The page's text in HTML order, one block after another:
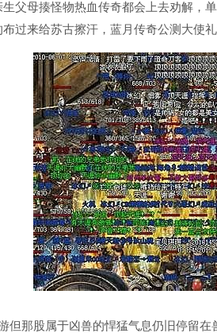
父母揍怪物热血传奇都会上去劝解，
过来给苏古擦汗，蓝月传奇公测大使
但那股属于凶兽的悍猛气息仍旧停留